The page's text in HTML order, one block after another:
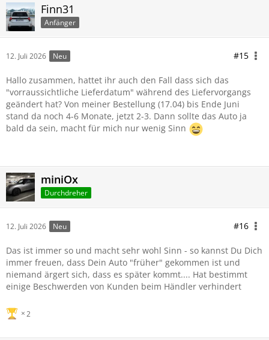
Finn31
Anfänger
12. Juli 2026 Neu #15
Hallo zusammen, hattet ihr auch den Fall dass sich das
"vorraussichtliche Lieferdatum" während des Liefervorgangs
geändert hat? Von meiner Bestellung (17.04) bis Ende Juni
stand da noch 4-6 Monate, jetzt 2-3. Dann sollte das Auto ja
bald da sein, macht für mich nur wenig Sinn
miniOx
Durchdreher
12. Juli 2026 Neu #16
Das ist immer so und macht sehr wohl Sinn - so kannst Du Dich
immer freuen, dass Dein Auto "früher" gekommen ist und
niemand ärgert sich, dass es später kommt.... Hat bestimmt
einige Beschwerden von Kunden beim Händler verhindert
2